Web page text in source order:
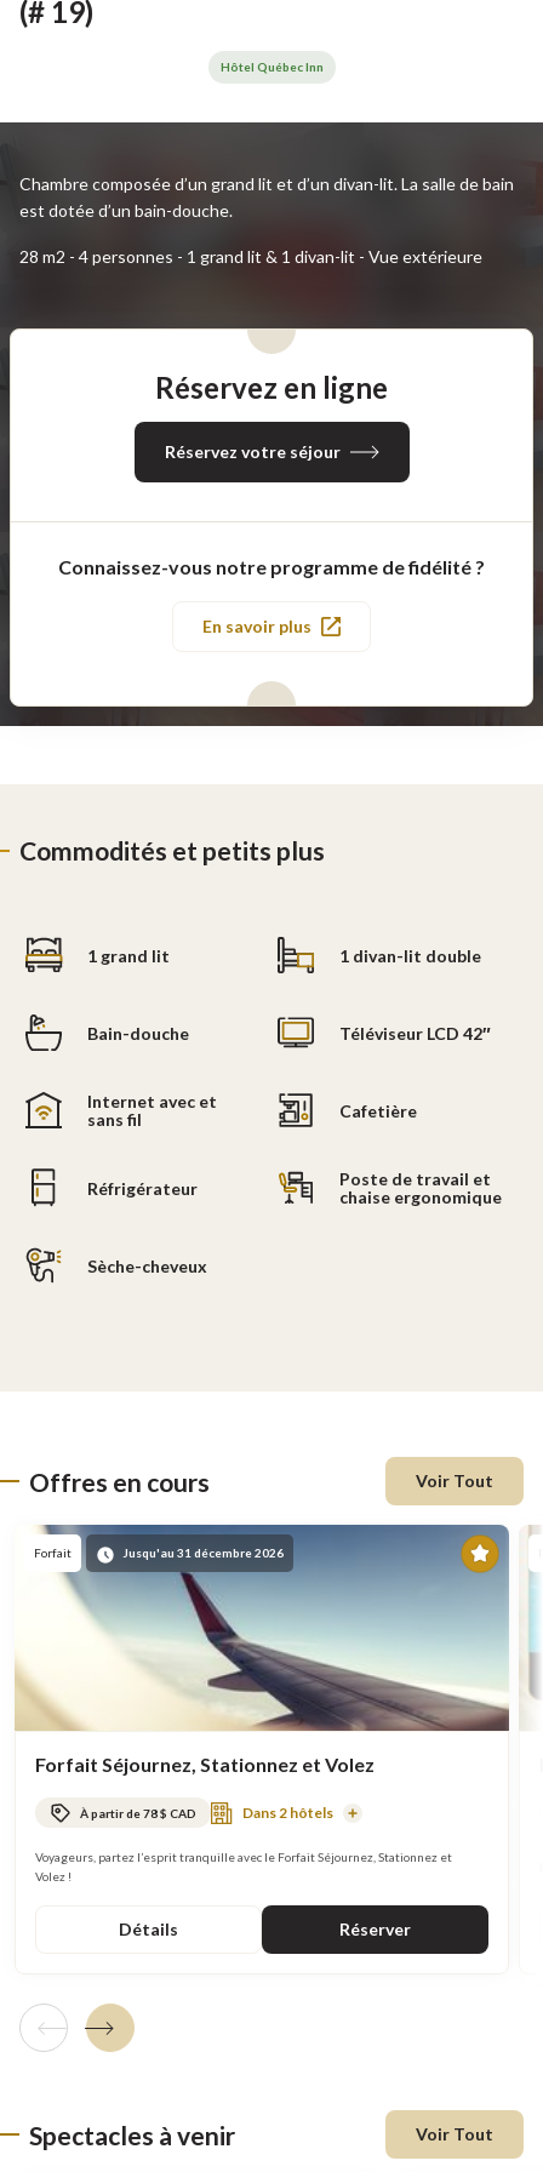
(# 19)
Hôtel Québec Inn
Chambre composée d’un grand lit et d’un divan-lit. La salle de bain
est dotée d’un bain-douche.
28 m2 - 4 personnes - 1 grand lit & 1 divan-lit - Vue extérieure
Réservez en ligne
Réservez votre séjour
Connaissez-vous notre programme de fidélité ?
En savoir plus
Commodités et petits plus
1 grand lit 1 divan-lit double
Bain-douche Téléviseur LCD 42″
Internet avec et
sans fil
Cafetière
Réfrigérateur
Poste de travail et
chaise ergonomique
Sèche-cheveux
Offres en cours Voir Tout
Forfait Jusqu'au 31 décembre 2026
En
Forfait Séjournez, Stationnez et Volez
À partir de 78 $ CAD Dans 2 hôtels
En
Voyageurs, partez l’esprit tranquille avec le Forfait Séjournez, Stationnez et
Volez !
Détails Réserver
Tuile précédente
Tuile suivante
Spectacles à venir Voir Tout